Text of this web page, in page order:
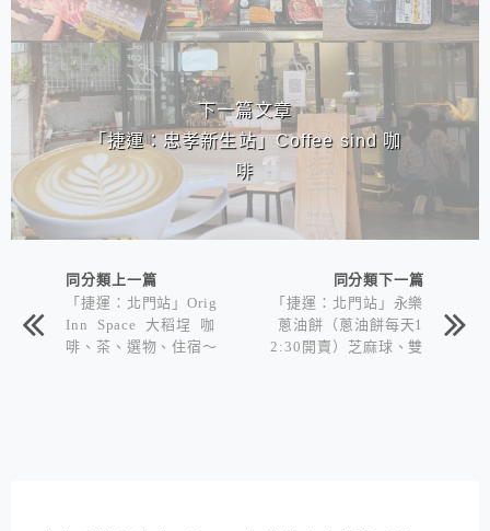
下一篇文章
「捷運：忠孝新生站」Coffee sind 咖
啡
同分類上一篇
「捷運：北門站」Orig
Inn Space 大稻埕 咖
啡、茶、選物、住宿～
同分類下一篇
「捷運：北門站」永樂
蔥油餅（蔥油餅每天1
2:30開賣）芝麻球、雙